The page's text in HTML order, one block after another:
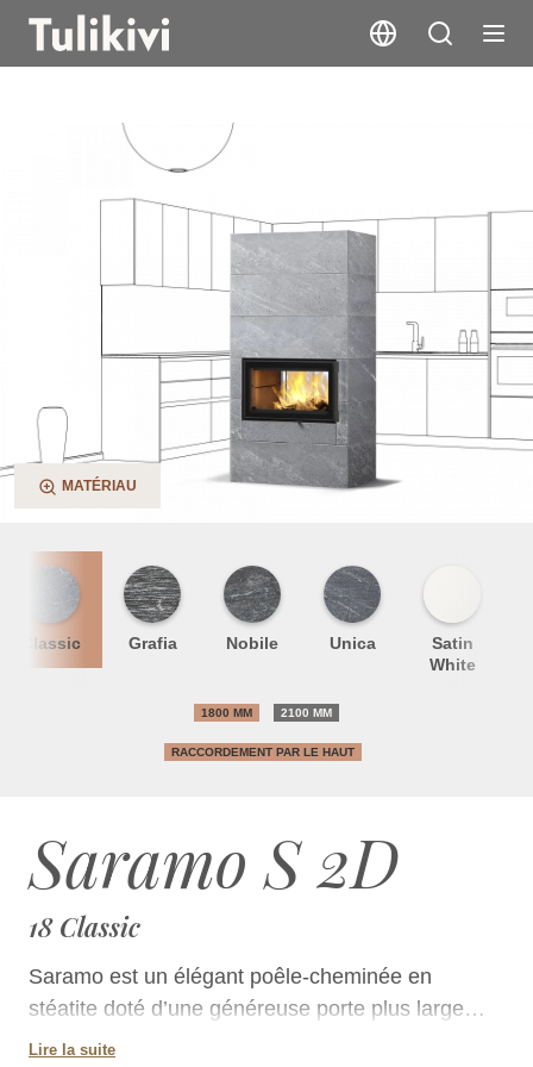
Saramo S 2D
MATÉRIAU
Saramo S 2D
18 Classic
Saramo est un élégant poêle-cheminée en
stéatite doté d’une généreuse porte plus large
que haute. Cette porte est la plus large sur le
Lire la suite
Classic Grafia Nobile Unica
Satin
White
1800 MM 2100 MM
RACCORDEMENT PAR LE HAUT